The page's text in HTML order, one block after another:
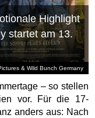
& Wild Bunch Germany
Highlight
startet am 13.
– so stellen
vor. Für die 17-
anders aus: Nach